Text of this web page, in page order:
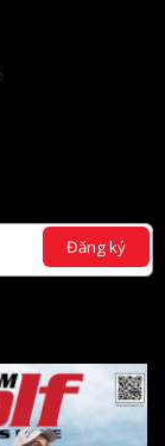
Đăng ký